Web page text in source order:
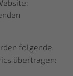
folgende
übertragen: